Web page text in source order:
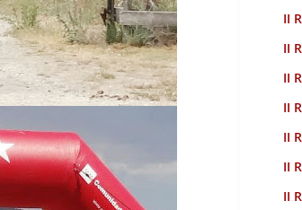
II
II
II
II
II
II
II